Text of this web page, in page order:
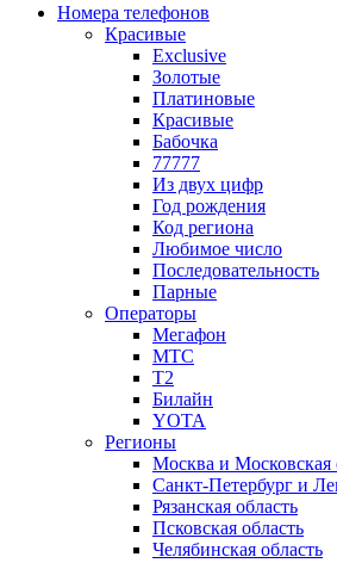
Номера телефонов
Красивые
Exclusive
Золотые
Платиновые
Красивые
Бабочка
77777
Из двух цифр
Год рождения
Код региона
Любимое число
Последовательность
Парные
Операторы
Мегафон
МТС
Т2
Билайн
YOTA
Регионы
Москва и Московская
Санкт-Петербург и
Рязанская область
Псковская область
Челябинская область